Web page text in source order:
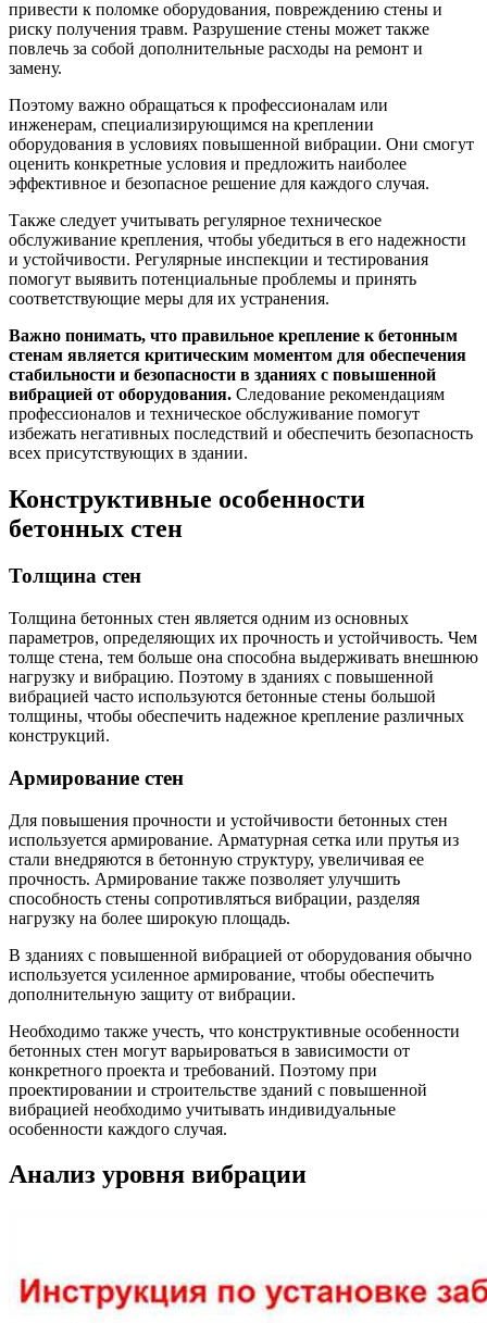
привести к поломке оборудования, повреждению стены и
риску получения травм. Разрушение стены может также
повлечь за собой дополнительные расходы на ремонт и
замену.
Поэтому важно обращаться к профессионалам или
инженерам, специализирующимся на креплении
оборудования в условиях повышенной вибрации. Они смогут
оценить конкретные условия и предложить наиболее
эффективное и безопасное решение для каждого случая.
Также следует учитывать регулярное техническое
обслуживание крепления, чтобы убедиться в его надежности
и устойчивости. Регулярные инспекции и тестирования
помогут выявить потенциальные проблемы и принять
соответствующие меры для их устранения.
Важно понимать, что правильное крепление к бетонным
стенам является критическим моментом для обеспечения
стабильности и безопасности в зданиях с повышенной
вибрацией от оборудования. Следование рекомендациям
профессионалов и техническое обслуживание помогут
избежать негативных последствий и обеспечить безопасность
всех присутствующих в здании.
Конструктивные особенности
бетонных стен
Толщина стен
Толщина бетонных стен является одним из основных
параметров, определяющих их прочность и устойчивость. Чем
толще стена, тем больше она способна выдерживать внешнюю
нагрузку и вибрацию. Поэтому в зданиях с повышенной
вибрацией часто используются бетонные стены большой
толщины, чтобы обеспечить надежное крепление различных
конструкций.
Армирование стен
Для повышения прочности и устойчивости бетонных стен
используется армирование. Арматурная сетка или прутья из
стали внедряются в бетонную структуру, увеличивая ее
прочность. Армирование также позволяет улучшить
способность стены сопротивляться вибрации, разделяя
нагрузку на более широкую площадь.
В зданиях с повышенной вибрацией от оборудования обычно
используется усиленное армирование, чтобы обеспечить
дополнительную защиту от вибрации.
Необходимо также учесть, что конструктивные особенности
бетонных стен могут варьироваться в зависимости от
конкретного проекта и требований. Поэтому при
проектировании и строительстве зданий с повышенной
вибрацией необходимо учитывать индивидуальные
особенности каждого случая.
Анализ уровня вибрации